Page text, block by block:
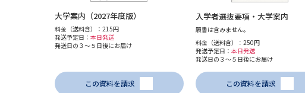
大学案内（2027年度版）
料金（送料含）：215円
発送予定日： 本日発送
発送日の３～５日後にお届け
この資料を請求
入学者選抜要項・大学案内
願書は含みません。
料金（送料含）：250円
発送予定日： 本日発送
発送日の３～５日後にお届け
この資料を請求